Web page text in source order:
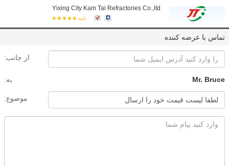
Yixing City Kam Tai Refractories Co.,ltd
تایید
تماس با عرضه کننده
از جانب:
به: Mr. Bruce
موضوع: